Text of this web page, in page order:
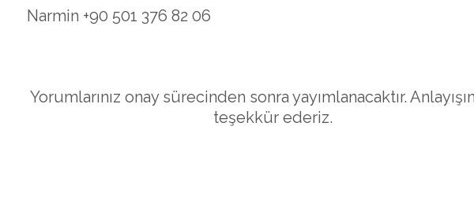
Narmin +90 501 376 82 06
Yorumlarınız onay sürecinden sonra yayımlanacaktır.
teşekkür ederiz.